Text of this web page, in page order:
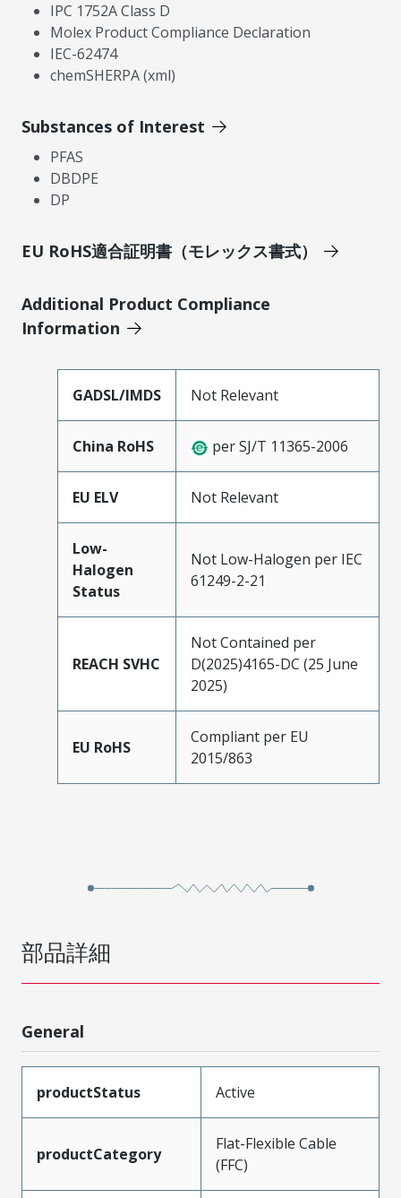
IPC 1752A Class D
Molex Product Compliance Declaration
IEC-62474
chemSHERPA (xml)
Substances of Interest
PFAS
DBDPE
DP
EU RoHS適合証明書（モレックス書式）
Additional Product Compliance
Information
GADSL/IMDS Not Relevant
China RoHS per SJ/T 11365-2006
EU ELV Not Relevant
Low-
Halogen
Status
Not Low-Halogen per IEC
61249-2-21
REACH SVHC
Not Contained per
D(2025)4165-DC (25 June
2025)
EU RoHS
Compliant per EU
2015/863
部品詳細
General
productStatus Active
productCategory
Flat-Flexible Cable
(FFC)